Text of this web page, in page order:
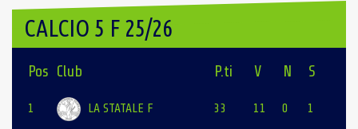
CALCIO 5 F 25/26
Pos Club P.ti V N S
1 LA STATALE F 33 11 0 1